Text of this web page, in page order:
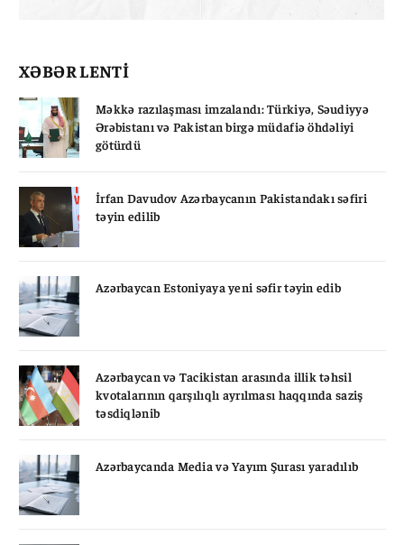
XƏBƏR LENTİ
Məkkə razılaşması imzalandı: Türkiyə, Səudiyyə
Ərəbistanı və Pakistan birgə müdafiə öhdəliyi
götürdü
İrfan Davudov Azərbaycanın Pakistandakı səfiri
təyin edilib
Azərbaycan Estoniyaya yeni səfir təyin edib
Azərbaycan və Tacikistan arasında illik təhsil
kvotalarının qarşılıqlı ayrılması haqqında saziş
təsdiqlənib
Azərbaycanda Media və Yayım Şurası yaradılıb